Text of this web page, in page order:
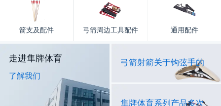
箭支及配件 弓箭周边工具配件 通用配件
走进隼牌体育
了解我们
弓箭射箭关于钩弦手的
隼牌体育系列产品多次